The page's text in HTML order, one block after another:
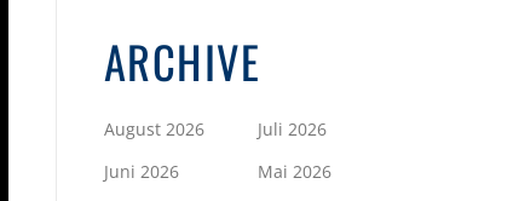
ARCHIVE
August 2026
Juli 2026
Juni 2026
Mai 2026